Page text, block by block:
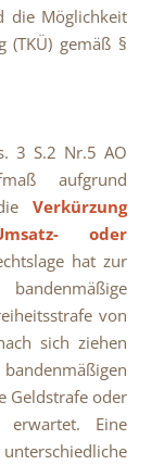
die Möglichkeit
(TKÜ) gemäß §
3 S.2 Nr.5 AO
aufgrund
dieVerkürzung
oder
hat zur
von
sich ziehen
Geldstrafe oder
Eine